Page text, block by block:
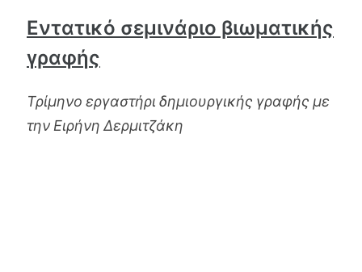
Εντατικό σεμινάριο βιωματικής
γραφής
Τρίμηνο εργαστήρι δημιουργικής γραφής με
την Ειρήνη Δερμιτζάκη